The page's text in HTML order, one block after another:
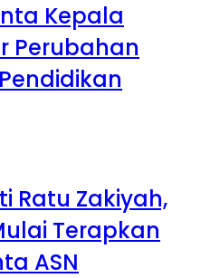
Kepala
Perubahan
Ratu Zakiyah,
Terapkan
ASN